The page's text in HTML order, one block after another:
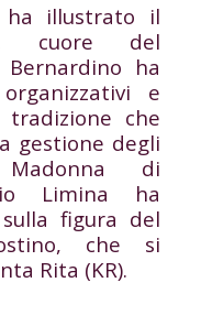
ha illustrato il
cuore del
ha
e
che
gestione degli
di
Limina ha
figura del
che si
Rita (KR).